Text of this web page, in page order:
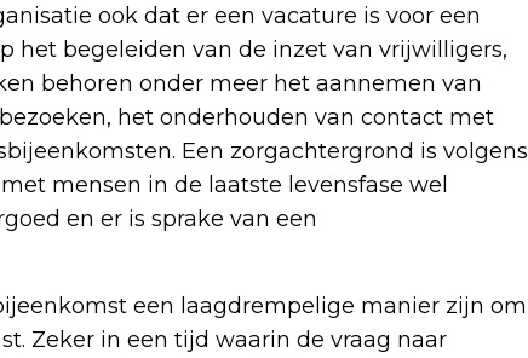
ook dat er een vacature is voor een
het begeleiden van de inzet van vrijwilligers,
behoren onder meer het aannemen van
het onderhouden van contact met
Een zorgachtergrond is volgens
mensen in de laatste levensfase wel
en er is sprake van een
een laagdrempelige manier zijn om
Zeker in een tijd waarin de vraag naar